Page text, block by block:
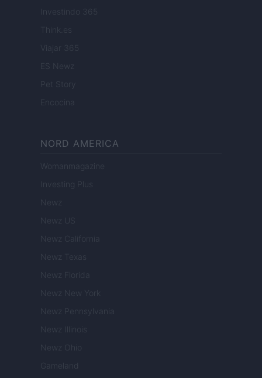
Investindo 365
Think.es
Viajar 365
ES Newz
Pet Story
Encocina
NORD AMERICA
Womanmagazine
Investing Plus
Newz
Newz US
Newz California
Newz Texas
Newz Florida
Newz New York
Newz Pennsylvania
Newz Illinois
Newz Ohio
Gameland